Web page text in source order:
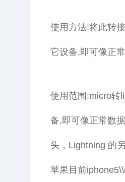
使用方法:将此转
它设备,即可像正
使用范围:micro转
备,即可像正常数
头，Lightning 的
苹果目前